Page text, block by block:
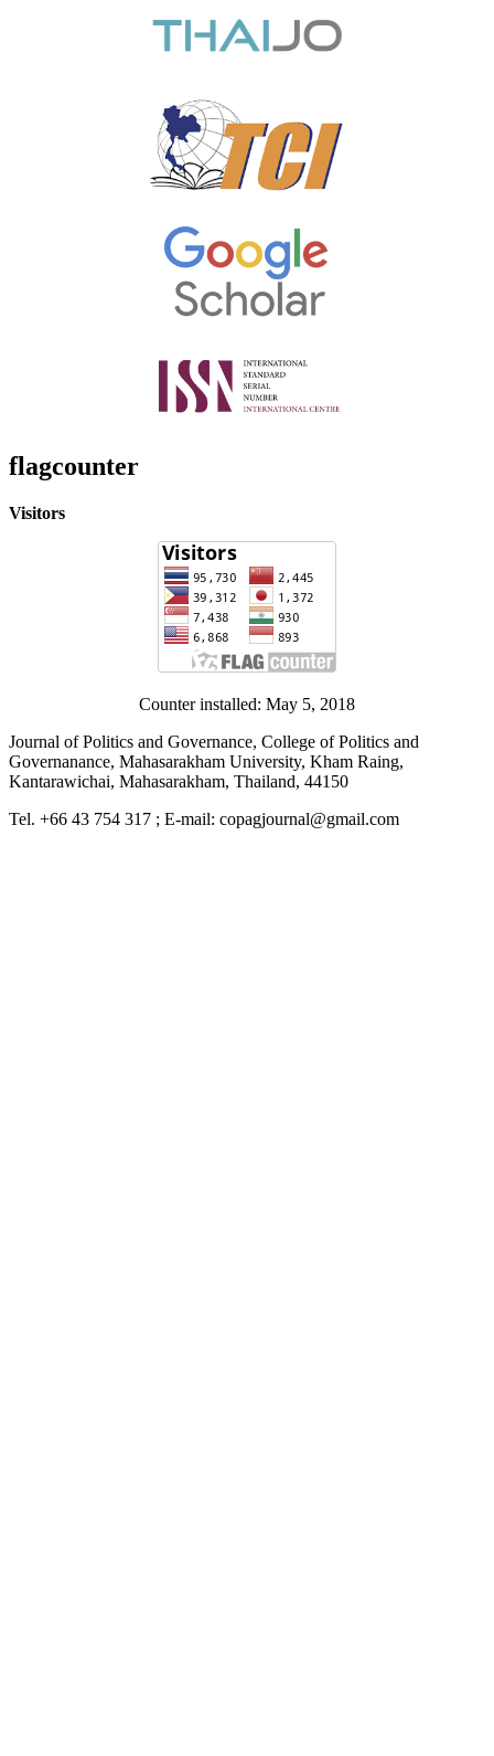
flagcounter
Visitors
Counter installed: May 5, 2018
Journal of Politics and Governance, College of Politics and
Governanance, Mahasarakham University, Kham Raing,
Kantarawichai, Mahasarakham, Thailand, 44150
Tel. +66 43 754 317 ; E-mail: copagjournal@gmail.com